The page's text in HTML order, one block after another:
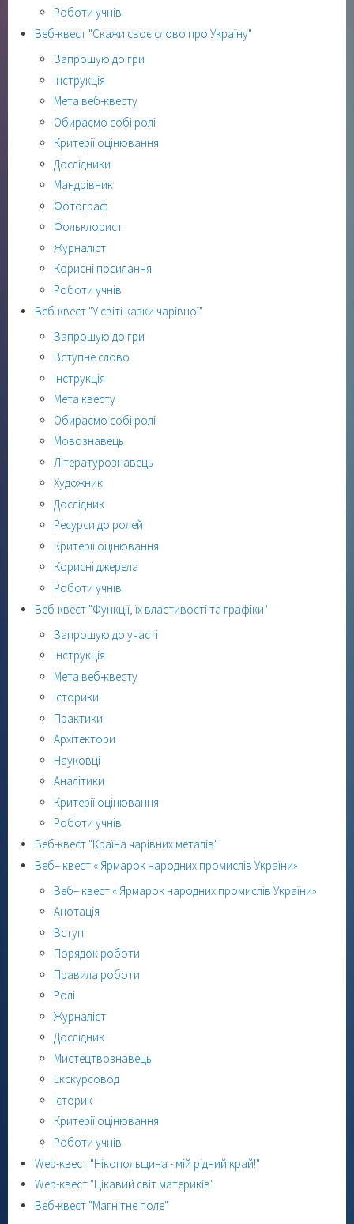
Роботи учнів
Веб-квест "Скажи своє слово про Україну"
Запрошую до гри
Інструкція
Мета веб-квесту
Обираємо собі ролі
Критерії оцінювання
Дослідники
Мандрівник
Фотограф
Фольклорист
Журналіст
Корисні посилання
Роботи учнів
Веб-квест "У світі казки чарівної"
Запрошую до гри
Вступне слово
Інструкція
Мета квесту
Обираємо собі ролі
Мовознавець
Літературознавець
Художник
Дослідник
Ресурси до ролей
Критерії оцінювання
Корисні джерела
Роботи учнів
Веб-квест "Функції, їх властивості та графіки"
Запрошую до участі
Інструкція
Мета веб-квесту
Історики
Практики
Архітектори
Науковці
Аналітики
Критерії оцінювання
Роботи учнів
Веб-квест "Країна чарівних металів"
Веб– квест « Ярмарок народних промислів України»
Веб– квест « Ярмарок народних промислів України»
Анотація
Вступ
Порядок роботи
Правила роботи
Ролі
Журналіст
Дослідник
Мистецтвознавець
Екскурсовод
Історик
Критерії оцінювання
Роботи учнів
Web-квест "Нікопольщина - мій рідний край!"
Web-квест "Цікавий світ материків"
Веб-квест "Магнітне поле"